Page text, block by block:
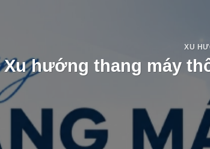
XU
Xu hướng thang máy